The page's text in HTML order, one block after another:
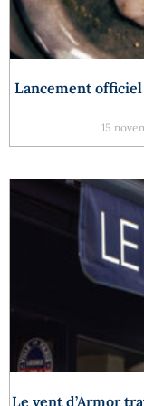
Lancement
15
Le vent d’Armor